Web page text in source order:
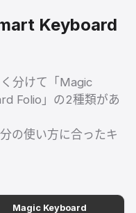
Keyboard
分けて「Magic
Folio」の2種類があ
の使い方に合ったキ
Magic Keyboard